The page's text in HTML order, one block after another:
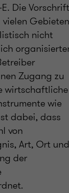
Die Vorschrift
Gebieten
nicht
Zugang zu
wirtschaftliche
wie
dabei, dass
von
Art, Ort und
der